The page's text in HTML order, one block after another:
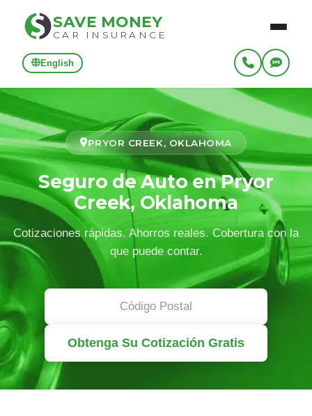
SAVE MONEY
CAR INSURANCE
English
PRYOR CREEK, OKLAHOMA
Seguro de Auto en Pryor
Creek, Oklahoma
Cotizaciones rápidas. Ahorros reales. Cobertura con la
que puede contar.
Obtenga Su Cotización Gratis